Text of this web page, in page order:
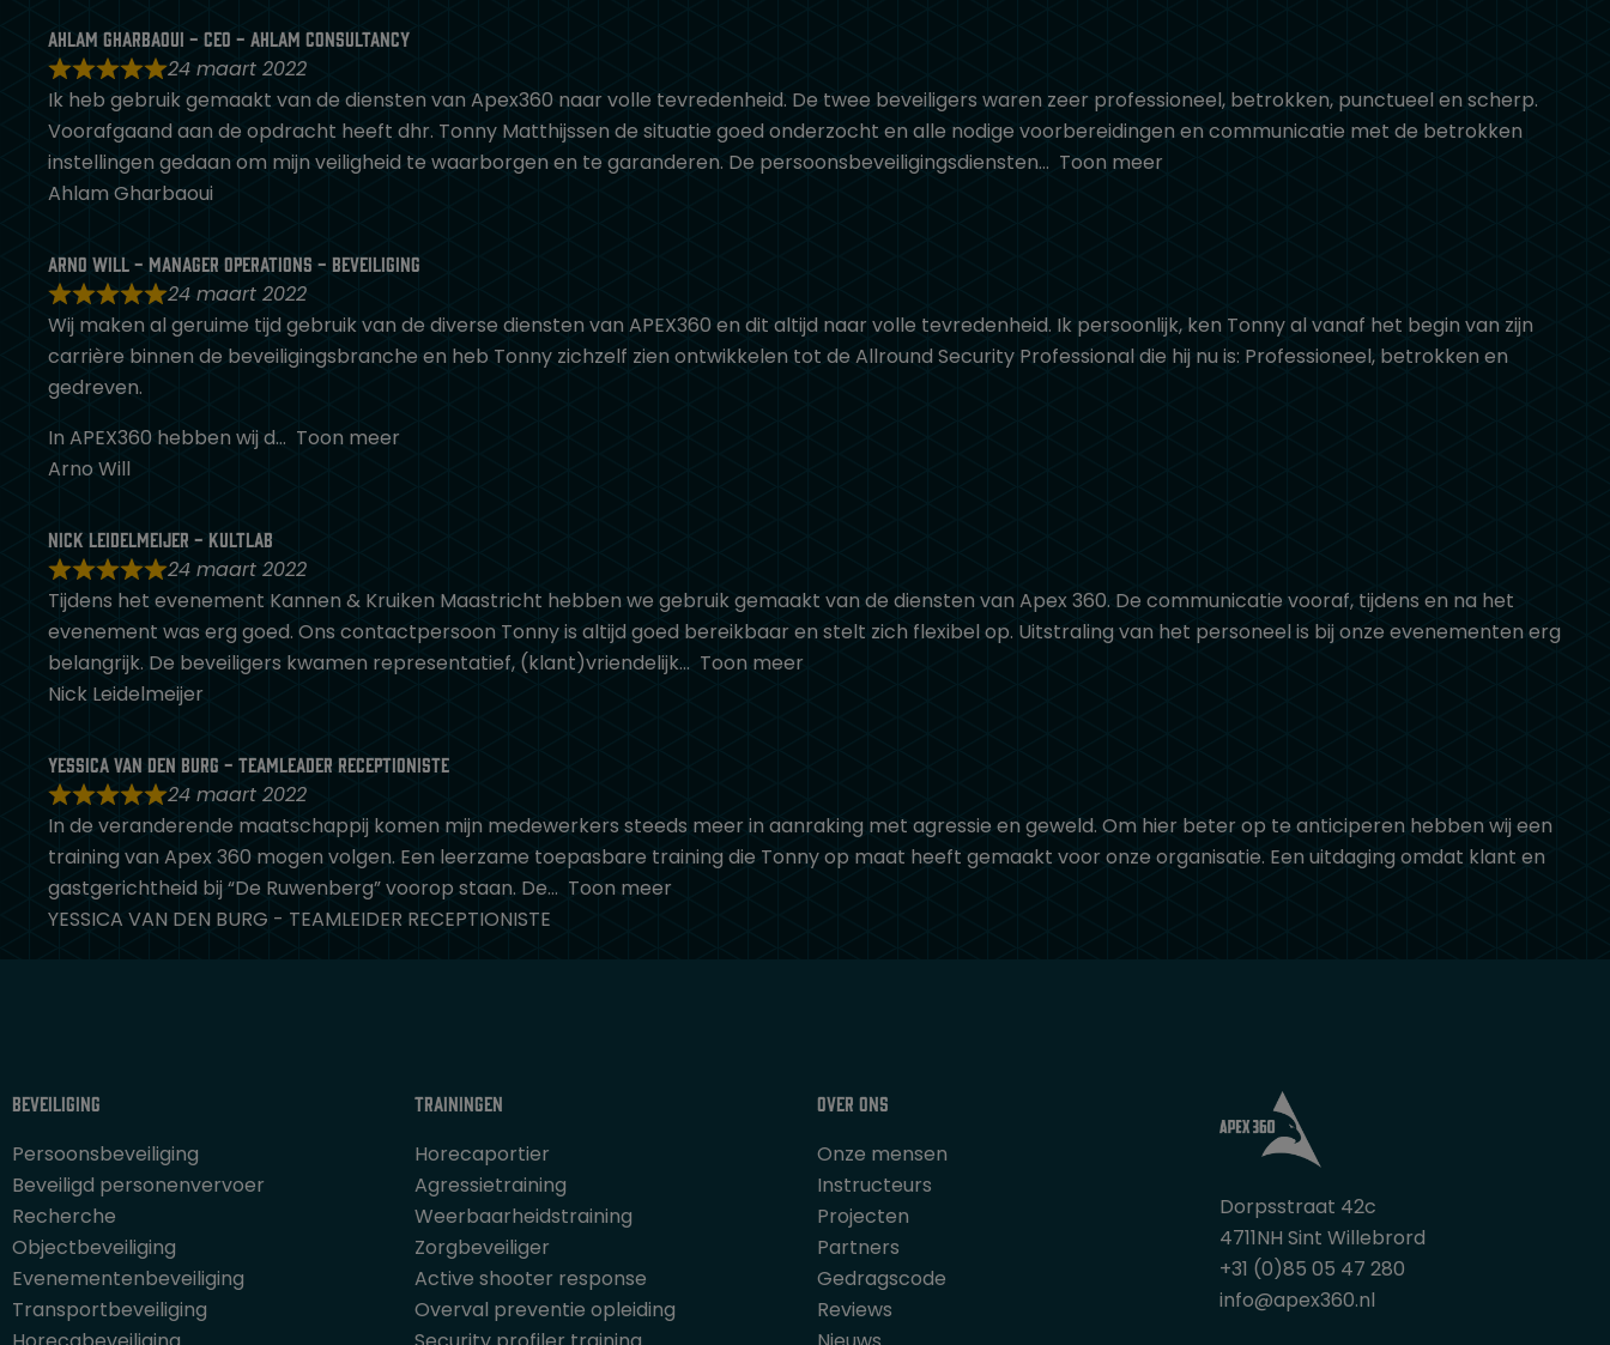
Ahlam Gharbaoui - CEO - Ahlam Consultancy
24 maart 2022
Ik heb gebruik gemaakt van de diensten van Apex360 naar volle tevredenheid. De twee beveiligers waren zeer professioneel, betrokken, punctueel en scherp.
Voorafgaand aan de opdracht heeft dhr. Tonny Matthijssen de situatie goed onderzocht en alle nodige voorbereidingen en communicatie met de betrokken
instellingen gedaan om mijn veiligheid te waarborgen en te garanderen. De persoonsbeveiligingsdiensten
Toon meer
Ahlam Gharbaoui
Arno Will - Manager Operations - Beveiliging
24 maart 2022
Wij maken al geruime tijd gebruik van de diverse diensten van APEX360 en dit altijd naar volle tevredenheid. Ik persoonlijk, ken Tonny al vanaf het begin van zijn
carrière binnen de beveiligingsbranche en heb Tonny zichzelf zien ontwikkelen tot de Allround Security Professional die hij nu is: Professioneel, betrokken en
gedreven.
In APEX360 hebben wij d
Toon meer
Arno Will
Nick Leidelmeijer - Kultlab
24 maart 2022
Tijdens het evenement Kannen & Kruiken Maastricht hebben we gebruik gemaakt van de diensten van Apex 360. De communicatie vooraf, tijdens en na het
evenement was erg goed. Ons contactpersoon Tonny is altijd goed bereikbaar en stelt zich flexibel op. Uitstraling van het personeel is bij onze evenementen erg
belangrijk. De beveiligers kwamen representatief, (klant)vriendelijk
Toon meer
Nick Leidelmeijer
Yessica van den Burg - Teamleader Receptioniste
24 maart 2022
In de veranderende maatschappij komen mijn medewerkers steeds meer in aanraking met agressie en geweld. Om hier beter op te anticiperen hebben wij een
training van Apex 360 mogen volgen. Een leerzame toepasbare training die Tonny op maat heeft gemaakt voor onze organisatie. Een uitdaging omdat klant en
gastgerichtheid bij “De Ruwenberg” voorop staan. De
Toon meer
YESSICA VAN DEN BURG - TEAMLEIDER RECEPTIONISTE
Beveiliging
Persoonsbeveiliging
Beveiligd personenvervoer
Recherche
Objectbeveiliging
Evenementenbeveiliging
Transportbeveiliging
Trainingen
Horecaportier
Agressietraining
Weerbaarheidstraining
Zorgbeveiliger
Active shooter response
Overval preventie opleiding
Over ons
Onze mensen
Instructeurs
Projecten
Partners
Gedragscode
Reviews
Dorpsstraat 42c
4711NH Sint Willebrord
+31 (0)85 05 47 280
info@apex360.nl